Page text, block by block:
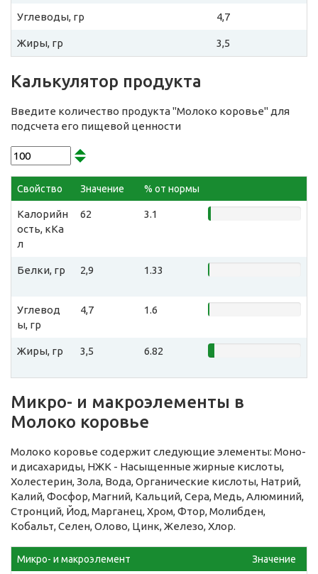
Углеводы, гр 4,7
Жиры, гр 3,5
Калькулятор продукта
Введите количество продукта "Молоко коровье" для
подсчета его пищевой ценности
Свойство Значение % от нормы
Калорийн
ость, кКа
л
62 3.1
Белки, гр 2,9 1.33
Углевод
ы, гр
4,7 1.6
Жиры, гр 3,5 6.82
Микро- и макроэлементы в
Молоко коровье
Молоко коровье содержит следующие элементы: Моно-
и дисахариды, НЖК - Насыщенные жирные кислоты,
Холестерин, Зола, Вода, Органические кислоты, Натрий,
Калий, Фосфор, Магний, Кальций, Сера, Медь, Алюминий,
Стронций, Йод, Марганец, Хром, Фтор, Молибден,
Кобальт, Селен, Олово, Цинк, Железо, Хлор.
Микро- и макроэлемент Значение